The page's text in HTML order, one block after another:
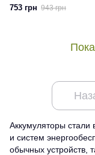
127) AGM
753 грн 943 грн
Аккумуляторы стали
и систем
обычных устройств,